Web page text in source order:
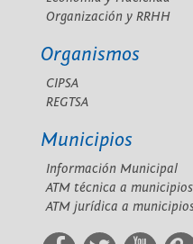
Organización y RRHH
Organismos
CIPSA
REGTSA
Municipios
Información Municipal
ATM técnica a municipios
ATM jurídica a